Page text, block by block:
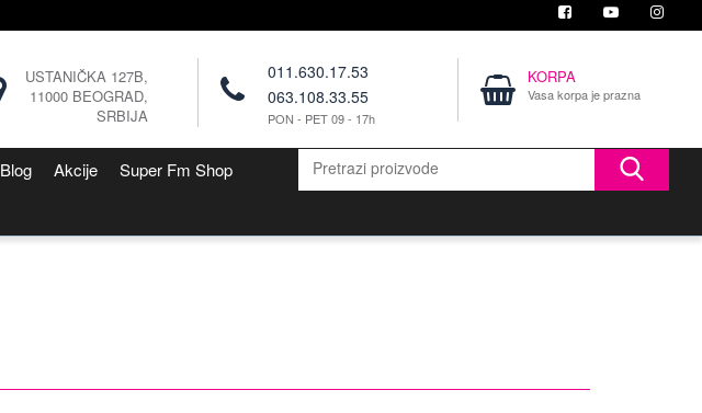
KORPA
Vasa korpa je prazna
011.630.17.53
063.108.33.55
PON - PET 09 - 17h
USTANIČKA 127B,
11000 BEOGRAD,
SRBIJA
Blog Akcije
Super Fm Shop